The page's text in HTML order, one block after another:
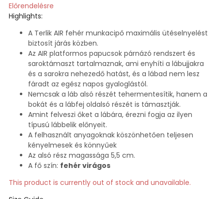
Előrendelésre
Highlights:
A Terlik AIR fehér munkacipő maximális ütéselnyelést
biztosít járás közben.
Az AIR platformos papucsok párnázó rendszert és
saroktámaszt tartalmaznak, ami enyhíti a lábujjakra
és a sarokra nehezedő hatást, és a lábad nem lesz
fáradt az egész napos gyaloglástól.
Nemcsak a láb alsó részét tehermentesítik, hanem a
bokát és a lábfej oldalsó részét is támasztják.
Amint felveszi őket a lábára, érezni fogja az ilyen
típusú lábbelik előnyeit.
A felhasznált anyagoknak köszönhetően teljesen
kényelmesek és könnyűek
Az alsó rész magassága 5,5 cm.
A fő szín: fehér virágos
This product is currently out of stock and unavailable.